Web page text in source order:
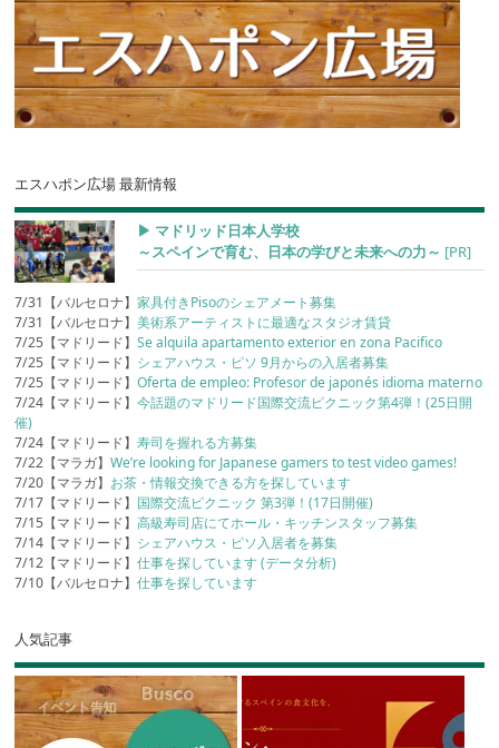
エスハポン広場 最新情報
▶︎ マドリッド日本人学校
～スペインで育む、日本の学びと未来への力～ [PR]
7/31【バルセロナ】家具付きPisoのシェアメート募集
7/31【バルセロナ】美術系アーティストに最適なスタジオ賃貸
7/25【マドリード】Se alquila apartamento exterior en zona Pacifico
7/25【マドリード】 シェアハウス・ピソ 9月からの入居者募集
7/25【マドリード】Oferta de empleo: Profesor de japonés idioma materno
7/24【マドリード】今話題のマドリード国際交流ピクニック第4弾！(25日開
催)
7/24【マドリード】寿司を握れる方募集
7/22【マラガ】We’re looking for Japanese gamers to test video games!
7/20【マラガ】 お茶・情報交換できる方を探しています
7/17【マドリード】 国際交流ピクニック 第3弾！(17日開催)
7/15【マドリード】高級寿司店にてホール・キッチンスタッフ募集
7/14【マドリード】 シェアハウス・ピソ入居者を募集
7/12【マドリード】仕事を探しています (データ分析)
7/10【バルセロナ】仕事を探しています
人気記事